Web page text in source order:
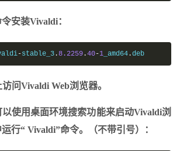
安装Vivaldi：
-stable_3 .8.2259 .40-1 _amd64 .deb
问Vivaldi Web浏览器。
使用桌面环境搜索功能来启动Vivaldi浏
行“ Vivaldi”命令。（不带引号）：